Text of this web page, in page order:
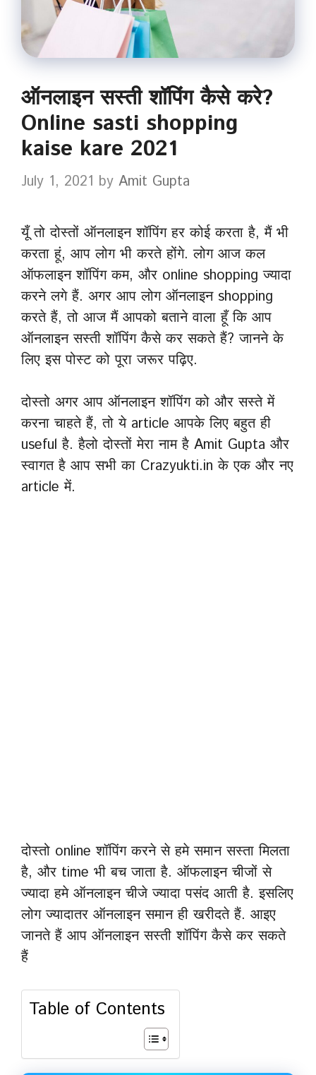
ऑनलाइन सस्ती शॉपिंग कैसे करे?
Online sasti shopping
kaise kare 2021
July 1, 2021 by Amit Gupta
यूँ तो दोस्तों ऑनलाइन शॉपिंग हर कोई करता है, मैं भी
करता हूं, आप लोग भी करते होंगे. लोग आज कल
ऑफलाइन शॉपिंग कम, और online shopping ज्यादा
करने लगे हैं. अगर आप लोग ऑनलाइन shopping
करते हैं, तो आज मैं आपको बताने वाला हूँ कि आप
ऑनलाइन सस्ती शॉपिंग कैसे कर सकते हैं? जानने के
लिए इस पोस्ट को पूरा जरूर पढ़िए.
दोस्तो अगर आप ऑनलाइन शॉपिंग को और सस्ते में
करना चाहते हैं, तो ये article आपके लिए बहुत ही
useful है. हैलो दोस्तों मेरा नाम है Amit Gupta और
स्वागत है आप सभी का Crazyukti.in के एक और नए
article में.
दोस्तो online शॉपिंग करने से हमे समान सस्ता मिलता
है, और time भी बच जाता है. ऑफलाइन चीजों से
ज्यादा हमे ऑनलाइन चीजे ज्यादा पसंद आती है. इसलिए
लोग ज्यादातर ऑनलाइन समान ही खरीदते हैं. आइए
जानते हैं आप ऑनलाइन सस्ती शॉपिंग कैसे कर सकते
हैं
Table of Contents